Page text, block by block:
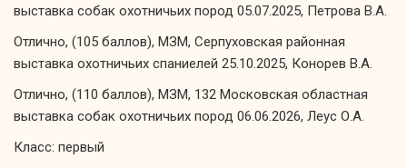
выставка собак охотничьих пород 05.07.2025, Петрова В.А.
Отлично, (105 баллов), МЗМ, Серпуховская районная
выставка охотничьих спаниелей 25.10.2025, Конорев В.А.
Отлично, (110 баллов), МЗМ, 132 Московская областная
выставка собак охотничьих пород 06.06.2026, Леус О.А.
Класс: первый